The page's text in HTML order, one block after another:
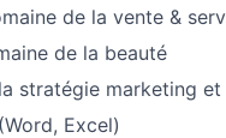
de la vente &
de la beauté
stratégie marketing
Excel)